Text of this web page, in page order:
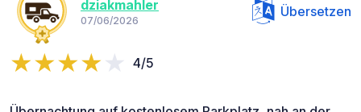
dziakmahler
07/06/2026
Übersetzen
4/5